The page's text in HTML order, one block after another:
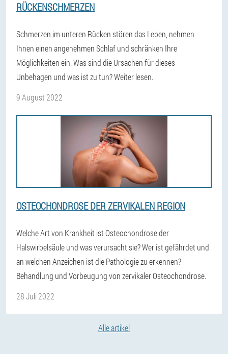
RÜCKENSCHMERZEN
Schmerzen im unteren Rücken stören das Leben, nehmen
Ihnen einen angenehmen Schlaf und schränken Ihre
Möglichkeiten ein. Was sind die Ursachen für dieses
Unbehagen und was ist zu tun? Weiter lesen.
9 August 2022
OSTEOCHONDROSE DER ZERVIKALEN REGION
Welche Art von Krankheit ist Osteochondrose der
Halswirbelsäule und was verursacht sie? Wer ist gefährdet und
an welchen Anzeichen ist die Pathologie zu erkennen?
Behandlung und Vorbeugung von zervikaler Osteochondrose.
28 Juli 2022
Alle artikel